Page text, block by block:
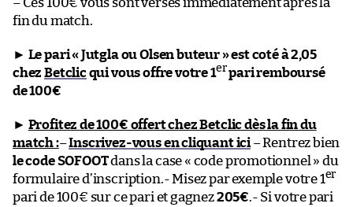
fin du match.
► Le pari « Jutgla ou Olsen buteur » est coté à 2,05
chezBetclicqui vous offre votre 1erpari remboursé
de 100€
► Profitez de 100€ offert chez Betclic dès la fin du
match :–Inscrivez-vous en cliquant ici– Rentrez bien
le code SOFOOTdans la case « code promotionnel » du
formulaire d’inscription.- Misez par exemple votre 1er
pari de 100€ sur ce pari et gagnez205€.- Si votre pari